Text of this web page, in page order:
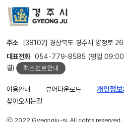
주소 [38102] 경상북도 경주시 양정로
대표전화 054-779-8585 (평일
결)
팩스번호안내
이용안내 뷰어다운로드 개인정
찾아오시는길
ⓒ 2022 Gyeongju-si. All rights reserved.